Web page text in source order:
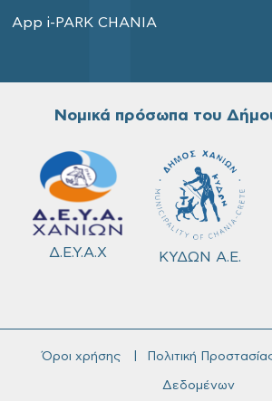
App i-PARK CHANIA
Νομικά πρόσωπα του
Δ.Ε.Υ.Α.Χ ΚΥΔΩΝ Α.Ε.
Όροι χρήσης Πολιτική
Δεδομένων